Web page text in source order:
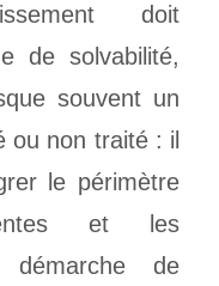
doit
de solvabilité,
souvent un
ou non traité : il
le périmètre
et les
démarche de